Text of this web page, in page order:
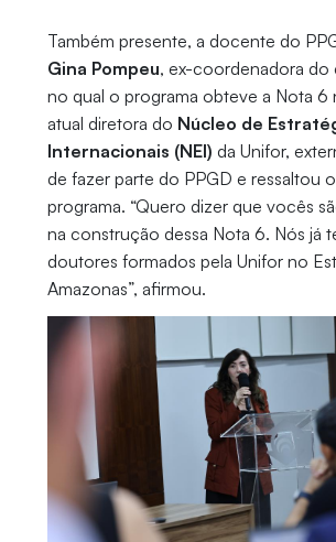
Também presente, a docente do
Gina Pompeu, ex-coordenadora do
no qual o programa obteve a Nota 6
atual diretora do Núcleo de
Internacionais (NEI) da Unifor,
de fazer parte do PPGD e ressaltou
programa. “Quero dizer que vocês
na construção dessa Nota 6. Nós já
doutores formados pela Unifor no
Amazonas”, afirmou.